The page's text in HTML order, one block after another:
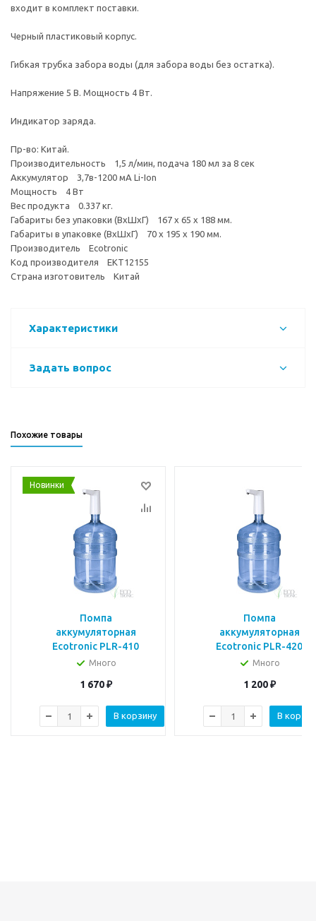
входит в комплект поставки.
Черный пластиковый корпус.
Гибкая трубка забора воды (для забора воды без остатка).
Напряжение 5 В. Мощность 4 Вт.
Индикатор заряда.
Пр-во: Китай.
Производительность 1,5 л/мин, подача 180 мл за 8 сек
Аккумулятор 3,7в-1200 мА Li-Ion
Мощность 4 Вт
Вес продукта 0.337 кг.
Габариты без упаковки (ВxШxГ) 167 x 65 x 188 мм.
Габариты в упаковке (ВxШxГ) 70 x 195 x 190 мм.
Производитель Ecotronic
Код производителя EKT12155
Страна изготовитель Китай
Характеристики
Задать вопрос
Похожие товары
Новинки
Помпа
аккумуляторная
Ecotronic PLR-410
Много
1 670₽
В корзину
Помпа
аккумуляторная
Ecotronic PLR-420
Много
1 200₽
В